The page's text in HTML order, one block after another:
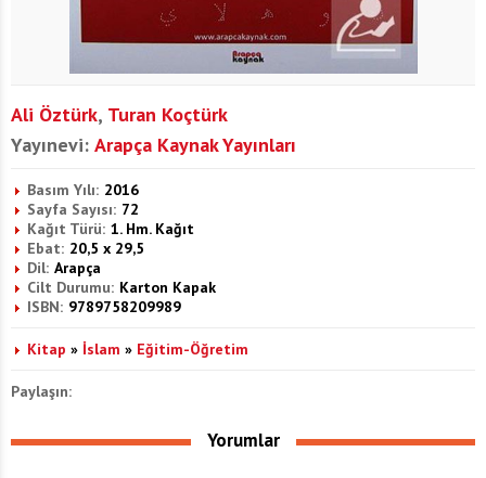
Ali Öztürk, Turan Koçtürk
Yayınevi: Arapça Kaynak Yayınları
Basım Yılı: 2016
Sayfa Sayısı: 72
Kağıt Türü: 1. Hm. Kağıt
Ebat: 20,5 x 29,5
Dil: Arapça
Cilt Durumu: Karton Kapak
ISBN: 9789758209989
Kitap » İslam » Eğitim-Öğretim
Paylaşın:
Yorumlar